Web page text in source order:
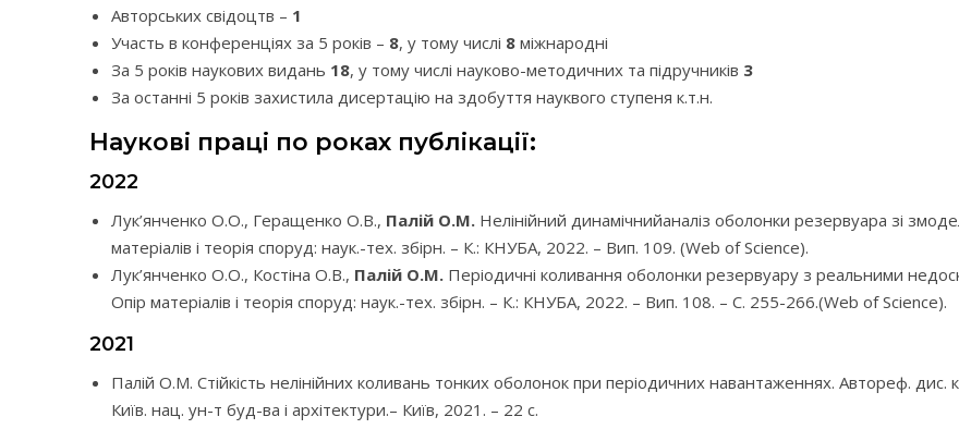
Авторських свідоцтв – 1
Участь в конференціях за 5 років – 8, у тому числі 8 міжнародні
За 5 років наукових видань 18, у тому числі науково-методичних та підручників 3
За останні 5 років захистила дисертацію на здобуття науквого ступеня к.т.н.
Наукові праці по роках публікації:
2022
Лук’янченко О.О., Геращенко О.В., Палій О.М. Нелінійний динамічнийаналіз оболонки резервуара зі
матеріалів і теорія споруд: наук.-тех. збірн. – К.: КНУБА, 2022. – Вип. 109. (Web of Science).
Лук’янченко О.О., Костіна О.В., Палій О.М. Періодичні коливання оболонки резервуару з реальними
Опір матеріалів і теорія споруд: наук.-тех. збірн. – К.: КНУБА, 2022. – Вип. 108. – С. 255-266.(Web of Science).
2021
Палій О.М. Стійкість нелінійних коливань тонких оболонок при періодичних навантаженнях. Автореф.
Київ. нац. ун-т буд-ва і архітектури.– Київ, 2021. – 22 с.